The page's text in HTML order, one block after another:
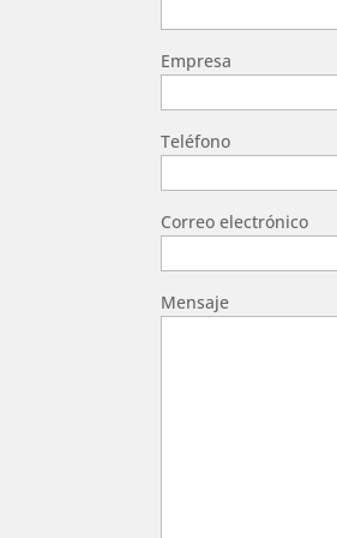
Empresa
Teléfono
Correo electrónico
Mensaje